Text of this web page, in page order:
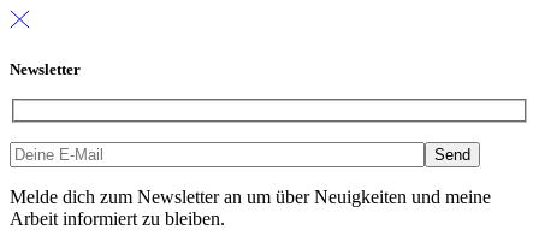
Newsletter
Melde dich zum Newsletter an um über Neuigkeiten und meine
Arbeit informiert zu bleiben.